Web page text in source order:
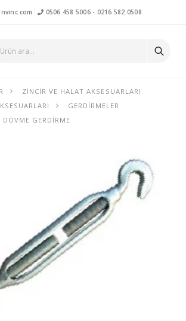
0506 458 5006- 0216 582 0508
ZINCIR VE HALAT AKSESUARLARI
GERDIRMELER
GERDIRME